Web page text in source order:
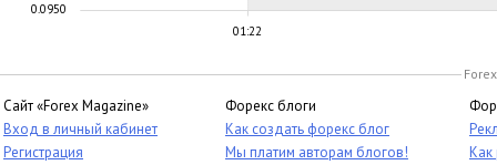
01:22
0.0950
Сайт «Forex Magazine»
Вход в личный кабинет
Регистрация
Форекс блоги
Как создать форекс блог
Мы платим авторам блогов!
Как